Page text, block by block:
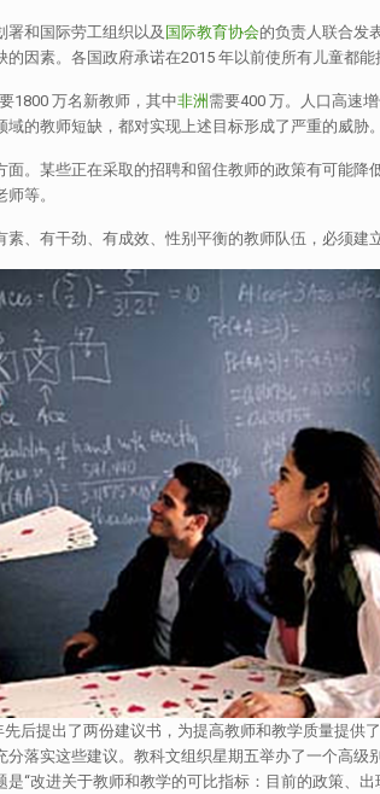
署和国际劳工组织以及 国际教育协会的负责人联合发
因素。各国政府承诺在2015 年以前使所有儿童都
1800 万名新教师，其中非洲 需要400 万。人口高速
的教师短缺，都对实现上述目标形成了严重的威胁。
。某些正在采取的招聘和留住教师的政策有可能
等。
、有干劲、有成效、性别平衡的教师队伍，必须建
后提出了两份建议书，为提高教师和教学质量提供
落实这些建议。教科文组织星期五举办了一个高
“改进关于教师和教学的可比指标：目前的政策、出